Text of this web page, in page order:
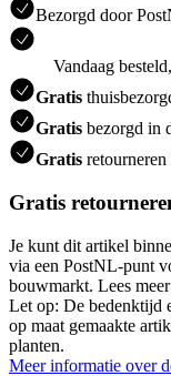
Bezorgd door
Vandaag
Gratis
Gratis bezorgd in
Gratis
Gratis
Je kunt dit artikel
via een PostNL-punt
bouwmarkt. Lees
Let op: De bedenktijd
op maat gemaakte
planten.
Meer informatie over